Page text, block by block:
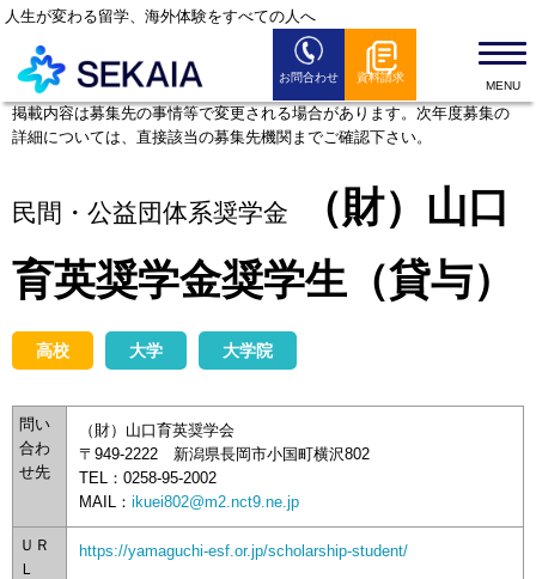
人生が変わる留学、海外体験をすべての人へ
お問合わせ 資料請求
SEKAIAとは
留学プログラム
全国のSEKAIAオフィス
よくある質問
News
掲載内容は募集先の事情等で変更される場合があります。次年度募集の
詳細については、直接該当の募集先機関までご確認下さい。
民間・公益団体系奨学金
（財）山口
育英奨学金奨学生（貸与）
高校 大学 大学院
問い
合わ
せ先
（財）山口育英奨学会
〒949-2222 新潟県長岡市小国町横沢802
TEL：0258-95-2002
MAIL： ikuei802@m2.nct9.ne.jp
ＵＲ
Ｌ
https://yamaguchi-esf.or.jp/scholarship-student/